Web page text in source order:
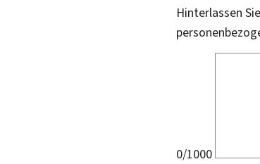
Hinterlassen
0/1000